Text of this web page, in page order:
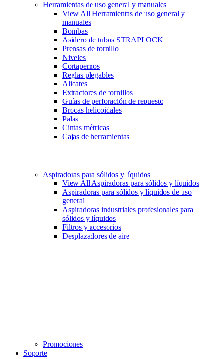
Herramientas de uso general y manuales
View All Herramientas de uso general y
manuales
Bombas
Asidero de tubos STRAPLOCK
Prensas de tornillo
Niveles
Cortapernos
Reglas plegables
Alicates
Extractores de tornillos
Guías de perforación de repuesto
Brocas helicoidales
Palas
Cintas métricas
Cajas de herramientas
Aspiradoras para sólidos y líquidos
View All Aspiradoras para sólidos y líquidos
Aspiradoras para sólidos y líquidos de uso
general
Aspiradoras industriales profesionales para
sólidos y líquidos
Filtros y accesorios
Desplazadores de aire
Promociones
Soporte